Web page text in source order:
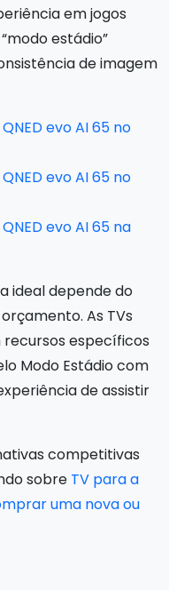
em jogos
estádio”
de imagem
evo AI 65 no
evo AI 65 no
evo AI 65 na
ideal depende do
As TVs
recursos específicos
Modo Estádio com
de assistir
competitivas
sobre TV para a
uma nova ou